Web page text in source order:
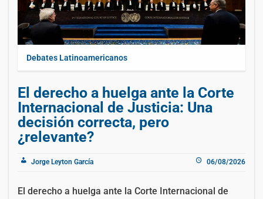
Debates Latinoamericanos
El derecho a huelga ante la Corte
Internacional de Justicia: Una
decisión correcta, pero
¿relevante?
Jorge Leyton García 06/08/2026
El derecho a huelga ante la Corte Internacional de